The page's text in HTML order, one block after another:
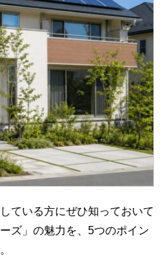
ている方にぜひ知っておいて
ズ」の魅力を、5つのポイン